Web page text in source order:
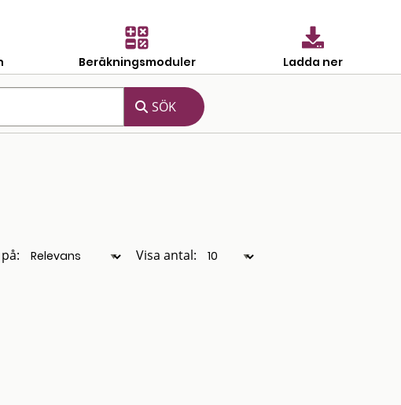
Beräkningsmoduler Ladda ner
Visa antal: